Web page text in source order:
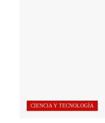
CIENCIA Y TECNOLOGÍA